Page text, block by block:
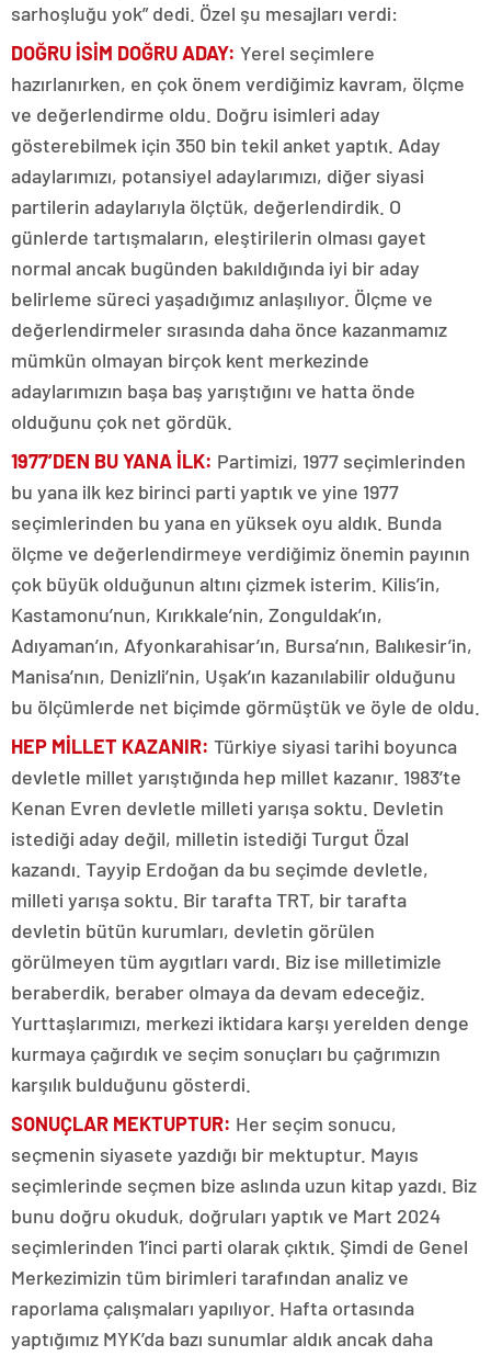
sarhoşluğu yok” dedi. Özel şu mesajları verdi:
DOĞRU İSİM DOĞRU ADAY: Yerel seçimlere
hazırlanırken, en çok önem verdiğimiz kavram, ölçme
ve değerlendirme oldu. Doğru isimleri aday
gösterebilmek için 350 bin tekil anket yaptık. Aday
adaylarımızı, potansiyel adaylarımızı, diğer siyasi
partilerin adaylarıyla ölçtük, değerlendirdik. O
günlerde tartışmaların, eleştirilerin olması gayet
normal ancak bugünden bakıldığında iyi bir aday
belirleme süreci yaşadığımız anlaşılıyor. Ölçme ve
değerlendirmeler sırasında daha önce kazanmamız
mümkün olmayan birçok kent merkezinde
adaylarımızın başa baş yarıştığını ve hatta önde
olduğunu çok net gördük.
1977’DEN BU YANA İLK: Partimizi, 1977 seçimlerinden
bu yana ilk kez birinci parti yaptık ve yine 1977
seçimlerinden bu yana en yüksek oyu aldık. Bunda
ölçme ve değerlendirmeye verdiğimiz önemin payının
çok büyük olduğunun altını çizmek isterim. Kilis’in,
Kastamonu’nun, Kırıkkale’nin, Zonguldak’ın,
Adıyaman’ın, Afyonkarahisar’ın, Bursa’nın, Balıkesir’in,
Manisa’nın, Denizli’nin, Uşak’ın kazanılabilir olduğunu
bu ölçümlerde net biçimde görmüştük ve öyle de oldu.
HEP MİLLET KAZANIR: Türkiye siyasi tarihi boyunca
devletle millet yarıştığında hep millet kazanır. 1983’te
Kenan Evren devletle milleti yarışa soktu. Devletin
istediği aday değil, milletin istediği Turgut Özal
kazandı. Tayyip Erdoğan da bu seçimde devletle,
milleti yarışa soktu. Bir tarafta TRT, bir tarafta
devletin bütün kurumları, devletin görülen
görülmeyen tüm aygıtları vardı. Biz ise milletimizle
beraberdik, beraber olmaya da devam edeceğiz.
Yurttaşlarımızı, merkezi iktidara karşı yerelden denge
kurmaya çağırdık ve seçim sonuçları bu çağrımızın
karşılık bulduğunu gösterdi.
SONUÇLAR MEKTUPTUR: Her seçim sonucu,
seçmenin siyasete yazdığı bir mektuptur. Mayıs
seçimlerinde seçmen bize aslında uzun kitap yazdı. Biz
bunu doğru okuduk, doğruları yaptık ve Mart 2024
seçimlerinden 1’inci parti olarak çıktık. Şimdi de Genel
Merkezimizin tüm birimleri tarafından analiz ve
raporlama çalışmaları yapılıyor. Hafta ortasında
yaptığımız MYK’da bazı sunumlar aldık ancak daha